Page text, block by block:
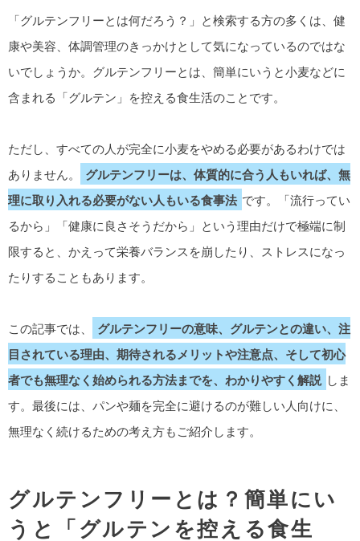
「グルテンフリーとは何だろう？」と検索する方の多くは、健
康や美容、体調管理のきっかけとして気になっているのではな
いでしょうか。グルテンフリーとは、簡単にいうと小麦などに
含まれる「グルテン」を控える食生活のことです。
ただし、すべての人が完全に小麦をやめる必要があるわけでは
ありません。
グルテンフリーは、体質的に合う人もいれば、無
理に取り入れる必要がない人もいる食事法 です。「流行ってい
るから」「健康に良さそうだから」という理由だけで極端に制
限すると、かえって栄養バランスを崩したり、ストレスになっ
たりすることもあります。
この記事では、
グルテンフリーの意味、グルテンとの違い、注
目されている理由、期待されるメリットや注意点、そして初心
者でも無理なく始められる方法までを、わかりやすく解説 しま
す。最後には、パンや麺を完全に避けるのが難しい人向けに、
無理なく続けるための考え方もご紹介します。
グルテンフリーとは？簡単にい
うと「グルテンを控える食生